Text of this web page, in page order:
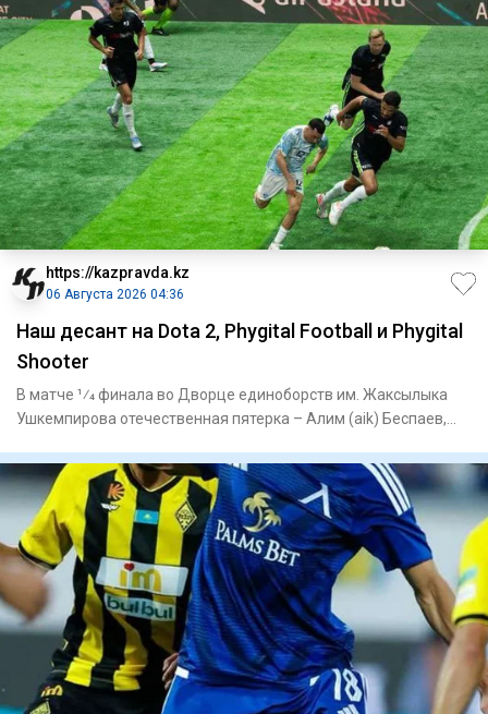
https://kazpravda.kz
06 Августа 2026 04:36
Наш десант на Dota 2, Phygital Football и Phygital
Shooter
В матче 1⁄4 финала во Дворце единоборств им. Жаксылыка
Ушкемпирова отечественная пятерка – Алим (aik) Беспаев,